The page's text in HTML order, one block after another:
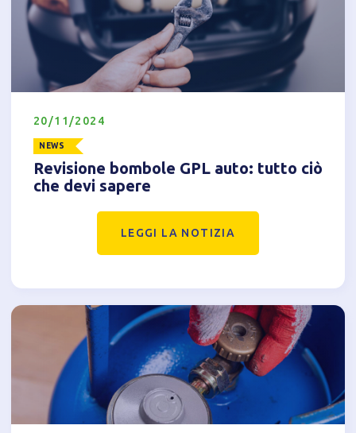
20/11/2024
NEWS
Revisione bombole GPL auto: tutto ciò
che devi sapere
LEGGI LA NOTIZIA
Analitici
Accetto l'utilizzo di cookie analitici di terze parti